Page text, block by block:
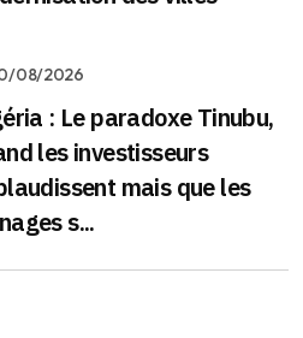
08/2026
: Le paradoxe Tinubu,
les investisseurs
mais que les
s...